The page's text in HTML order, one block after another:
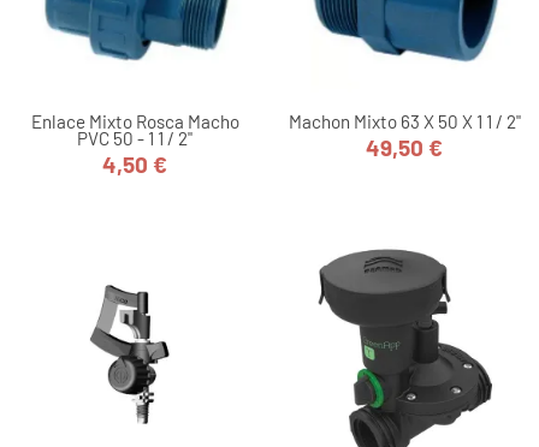
Enlace Mixto Rosca Macho
PVC 50 - 1 1 / 2"
Precio
4,50 €
Machon Mixto 63 X 50 X 1 1 / 2"
Precio
49,50 €